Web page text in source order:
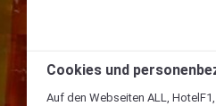
Cookies und
Auf den Webseiten ALL,